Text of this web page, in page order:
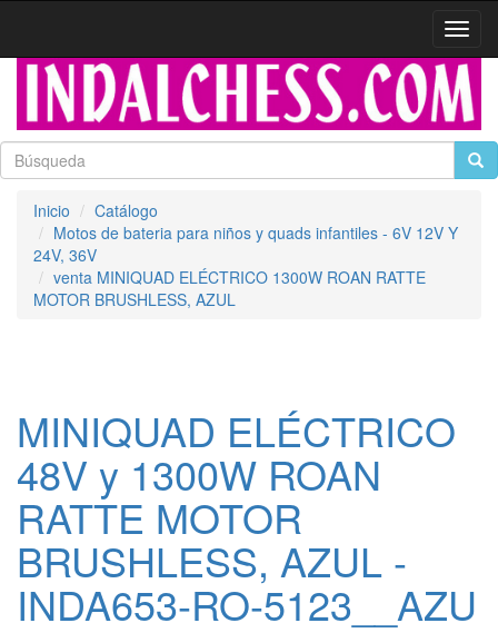
Inicio
Catálogo
Motos de bateria para niños y quads infantiles - 6V 12V Y
24V, 36V
venta MINIQUAD ELÉCTRICO 1300W ROAN RATTE
MOTOR BRUSHLESS, AZUL
MINIQUAD ELÉCTRICO
48V y 1300W ROAN
RATTE MOTOR
BRUSHLESS, AZUL -
INDA653-RO-5123__AZU